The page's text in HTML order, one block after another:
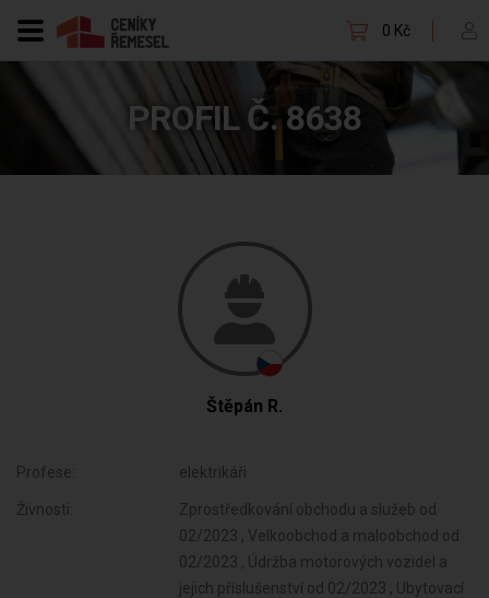
0 Kč
PROFIL Č. 8638
Štěpán R.
Profese: elektrikáři
Živnosti:
Zprostředkování obchodu a služeb od
02/2023 , Velkoobchod a maloobchod od
02/2023 , Údržba motorových vozidel a
jejich příslušenství od 02/2023 , Ubytovací